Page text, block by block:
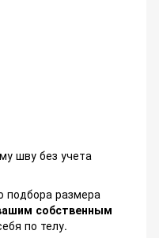
шву без учета
подбора размера
собственным
по телу.